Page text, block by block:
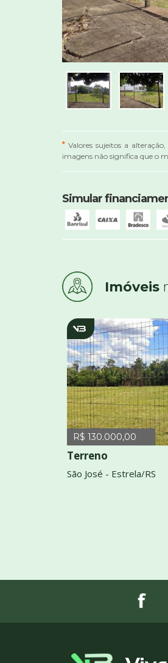
* Valores sujeitos a
imagens não significa que o
Simular
Imóveis
v1490
R$ 130.000,00
Terreno
São José - Estrela/RS